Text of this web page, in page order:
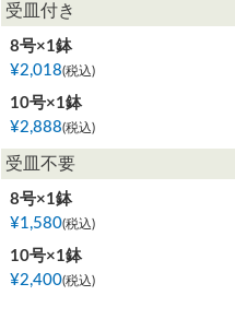
受皿付き
8号×1鉢
¥2,018 税込
10号×1鉢
¥2,888 税込
受皿不要
8号×1鉢
¥1,580 税込
10号×1鉢
¥2,400 税込